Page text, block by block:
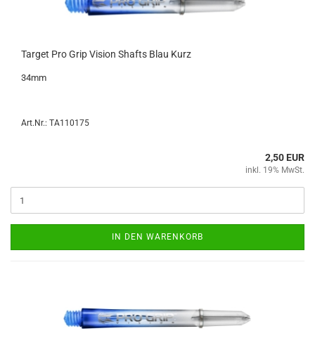
Tar­get Pro Grip Vi­si­on Shafts Blau Kurz
34mm
Art.Nr.: TA110175
2,50 EUR
inkl. 19% MwSt.
IN DEN WARENKORB